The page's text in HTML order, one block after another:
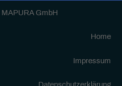
MAPURA GmbH
Home
Impressum